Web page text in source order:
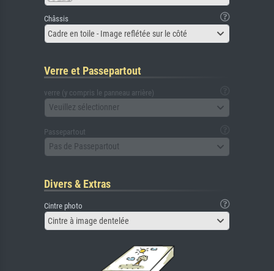
Châssis
Cadre en toile - Image reflétée sur le côté
Verre et Passepartout
verre (y compris le panneau arrière)
Veuillez sélectionner
Passepartout
Pas de Passepartout
Divers & Extras
Cintre photo
Cintre à image dentelée